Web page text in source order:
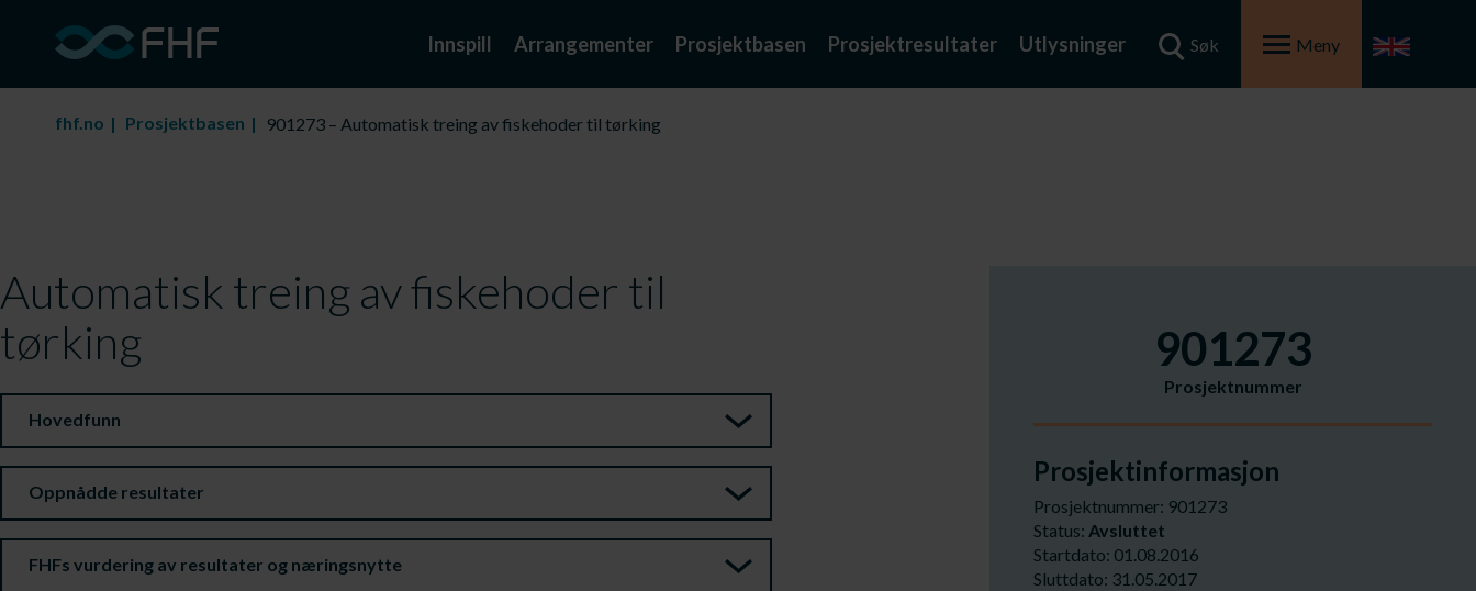
Innspill Arrangementer Prosjektbasen Prosjektresultater Utlysninger Søk Meny
fhf.no Prosjektbasen 901273 – Automatisk treing av fiskehoder til tørking
Automatisk treing av fiskehoder til
tørking
Hovedfunn
Oppnådde resultater
FHFs vurdering av resultater og næringsnytte
901273
Prosjektnummer
Prosjektinformasjon
Prosjektnummer: 901273
Status: Avsluttet
Startdato: 01.08.2016
Sluttdato: 31.05.2017